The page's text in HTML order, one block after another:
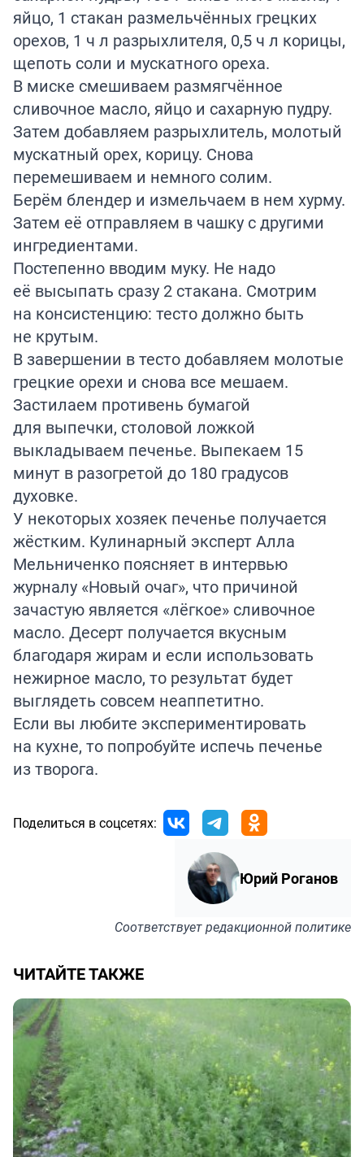
яйцо, 1 стакан размельчённых грецких
орехов, 1 ч л разрыхлителя, 0,5 ч л корицы,
щепоть соли и мускатного ореха.
В миске смешиваем размягчённое
сливочное масло, яйцо и сахарную пудру.
Затем добавляем разрыхлитель, молотый
мускатный орех, корицу. Снова
перемешиваем и немного солим.
Берём блендер и измельчаем в нем хурму.
Затем её отправляем в чашку с другими
ингредиентами.
Постепенно вводим муку. Не надо
её высыпать сразу 2 стакана. Смотрим
на консистенцию: тесто должно быть
не крутым.
В завершении в тесто добавляем молотые
грецкие орехи и снова все мешаем.
Застилаем противень бумагой
для выпечки, столовой ложкой
выкладываем печенье. Выпекаем 15
минут в разогретой до 180 градусов
духовке.
У некоторых хозяек печенье получается
жёстким. Кулинарный эксперт Алла
Мельниченко поясняет в интервью
журналу «Новый очаг», что причиной
зачастую является «лёгкое» сливочное
масло. Десерт получается вкусным
благодаря жирам и если использовать
нежирное масло, то результат будет
выглядеть совсем неаппетитно.
Если вы любите экспериментировать
на кухне, то попробуйте испечь печенье
из творога.
Поделиться в соцсетях:
Юрий Роганов
Соответствуетредакционной политике
ЧИТАЙТЕ ТАКЖЕ